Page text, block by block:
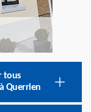
tous
Querrien